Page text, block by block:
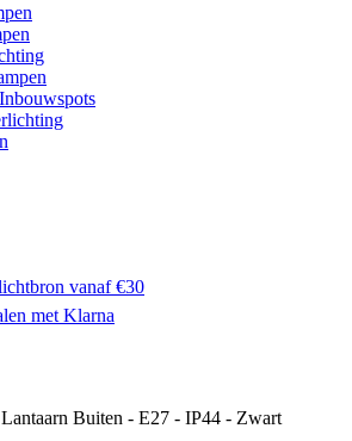
vanaf €30
met Klarna
Buiten - E27 - IP44 - Zwart